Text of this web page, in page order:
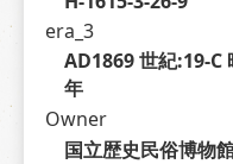
era_3
AD1869 世紀:19-C
年
Owner
国立歴史民俗博物